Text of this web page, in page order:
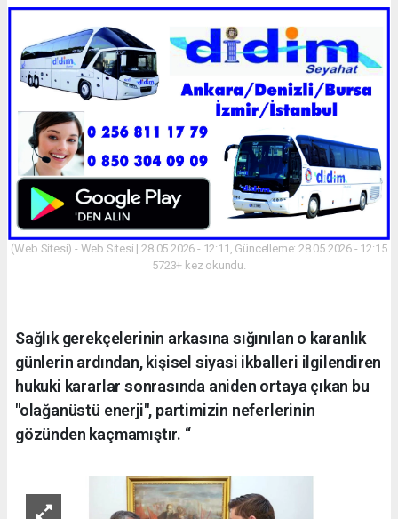
(Web Sitesi) - Web Sitesi | 28.05.2026 - 12:11, Güncelleme: 28.05.2026 - 12:15
5723+ kez okundu.
Sağlık gerekçelerinin arkasına sığınılan o karanlık
günlerin ardından, kişisel siyasi ikballeri ilgilendiren
hukuki kararlar sonrasında aniden ortaya çıkan bu
"olağanüstü enerji", partimizin neferlerinin
gözünden kaçmamıştır. “